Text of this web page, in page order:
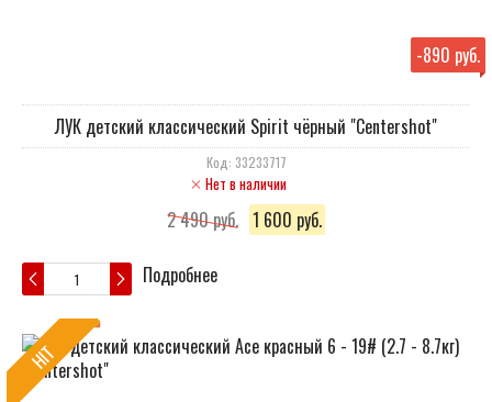
-890 руб.
ЛУК детский классический Spirit чёрный "Centershot"
Код: 33233717
Нет в наличии
2 490 руб. 1 600 руб.
Подробнее
HIT